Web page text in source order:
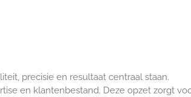
precisie en resultaat centraal staan.
en klantenbestand. Deze opzet zorgt